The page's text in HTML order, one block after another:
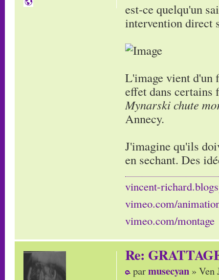
est-ce quelqu'un
intervention direct
L'image vient
effet dans
Mynarski chute
Annecy.
J'imagine qu'ils
en sechant. Des
vincent-
vimeo.com/
vimeo.com/montage
Re:
parmusecyan » Ven